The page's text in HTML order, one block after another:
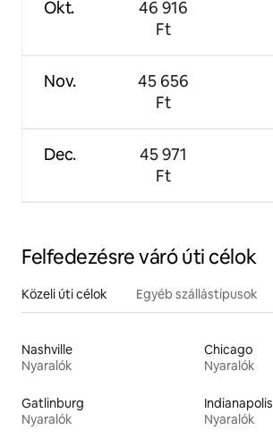
Okt.
Nov.
Dec.
46 916
Ft
45 656
Ft
45 971
Ft
Felfedezésre váró úti célok
Közeli úti célok Egyéb szállástípusok
Nashville
Nyaralók
Chicago
Nyaralók
Gatlinburg
Nyaralók
Indianapolis
Nyaralók